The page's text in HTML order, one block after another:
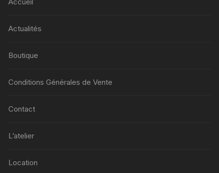
Actualités
Boutique
Conditions Générales de Vente
Contact
L’atelier
Location